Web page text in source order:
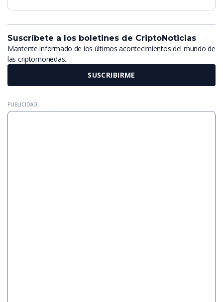
Suscríbete a los boletines de CriptoNoticias
Mantente informado de los últimos acontecimientos del mundo de
las criptomonedas.
SUSCRIBIRME
PUBLICIDAD